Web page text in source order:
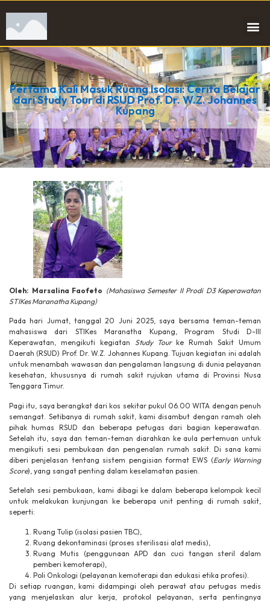
Pertama Kali Masuk Ruang Isolasi: Cerita Belajar
dari Study Tour di RSUD Prof. Dr. W.Z. Johannes
Kupang
Oleh: Marsalina Faofeto (Mahasiswa Semester II Prodi D3 Keperawatan
STIKes Maranatha Kupang)
Pada hari Jumat, tanggal 20 Juni 2025, saya bersama teman-teman
mahasiswa dari STIKes Maranatha Kupang, Program Studi D-III
Keperawatan, mengikuti kegiatan Study Tourke Rumah Sakit Umum
Daerah (RSUD) Prof. Dr. W.Z. Johannes Kupang. Tujuan kegiatan ini adalah
untuk menambah wawasan dan pengalaman langsung di dunia pelayanan
kesehatan, khususnya di rumah sakit rujukan utama di Provinsi Nusa
Tenggara Timur.
Pagi itu, saya berangkat dari kos sekitar pukul 06.00 WITA dengan penuh
semangat. Setibanya di rumah sakit, kami disambut dengan ramah oleh
pihak humas RSUD dan beberapa petugas dari bagian keperawatan.
Setelah itu, saya dan teman-teman diarahkan ke aula pertemuan untuk
mengikuti sesi pembukaan dan pengenalan rumah sakit. Di sana kami
diberi penjelasan tentang sistem pengisian format EWS (Early Warning
Score), yang sangat penting dalam keselamatan pasien.
Setelah sesi pembukaan, kami dibagi ke dalam beberapa kelompok kecil
untuk melakukan kunjungan ke beberapa unit penting di rumah sakit,
seperti:
Ruang Tulip (isolasi pasien TBC),
Ruang dekontaminasi (proses sterilisasi alat medis),
Ruang Mutis (penggunaan APD dan cuci tangan steril dalam
pemberi kemoterapi),
Poli Onkologi (pelayanan kemoterapi dan edukasi etika profesi).
Di setiap ruangan, kami didampingi oleh perawat atau petugas medis
yang menjelaskan alur kerja, protokol pelayanan, serta pentingnya